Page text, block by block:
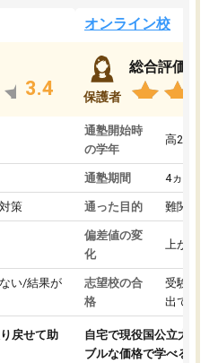
3.4
策
い/結果が
戻せて助
オンライン校
保護者
総合評価
通塾開始時
の学年
高2
通塾期間 4ヵ月～1
通った目的 難関私立
偏差値の変
化
上がった
志望校の合
格
受験して
出ていな
自宅で現役国公立大学生
ブルな価格で学べる